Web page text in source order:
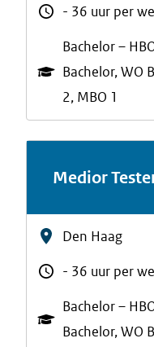
- 36 uur per
Bachelor –
Bachelor, WO
2, MBO 1
Medior
Den Haag
- 36 uur per
Bachelor –
Bachelor, WO